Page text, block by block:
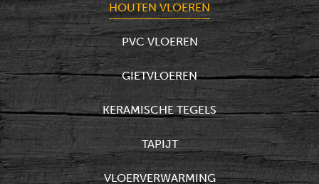
HOUTEN VLOEREN
PVC VLOEREN
GIETVLOEREN
KERAMISCHE TEGELS
TAPIJT
VLOERVERWARMING